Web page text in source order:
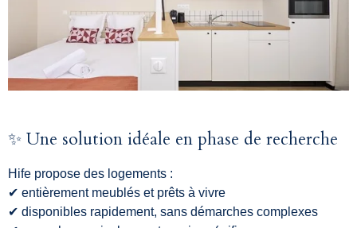
✨ Une solution idéale en phase de recherche
Hife propose des logements :
✔ entièrement meublés et prêts à vivre
✔ disponibles rapidement, sans démarches complexes